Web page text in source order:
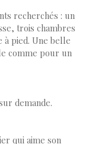
recherchés : un
trois chambres
pied. Une belle
comme pour un
demande.
qui aime son